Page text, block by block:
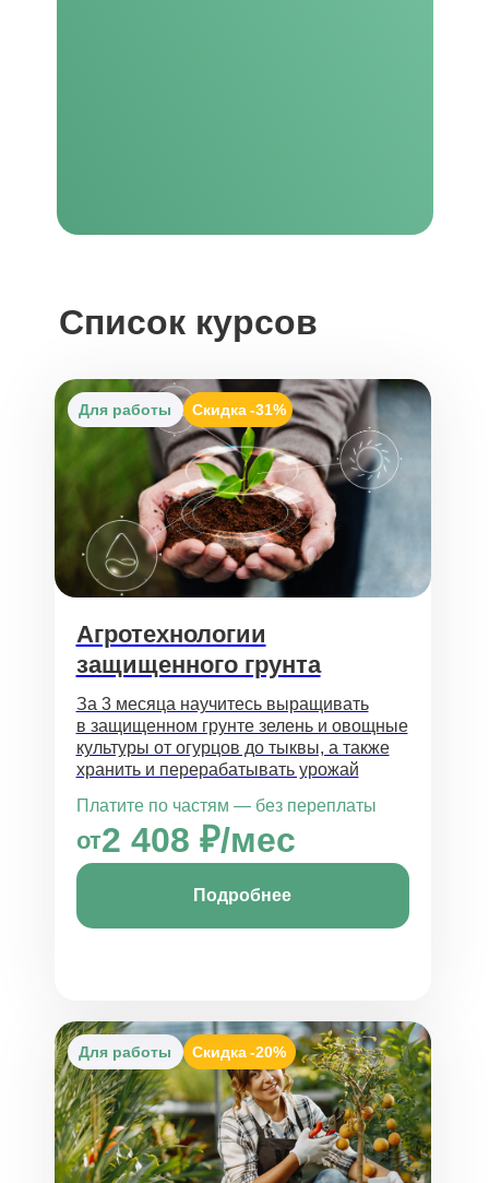
Список курсов
Для работы Скидка -20%
Для работы Скидка -31%
Агротехнологии
защищенного грунта
За 3 месяца научитесь выращивать
в защищенном грунте зелень и овощные
культуры от огурцов до тыквы, а также
хранить и перерабатывать урожай
Платите по частям — без переплаты
от2 408 ₽/мес
Подробнее